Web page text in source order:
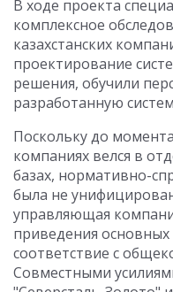
В ходе проекта
комплексное
казахстанских
проектирование
решения, обучили
разработанную
Поскольку до
компаниях велся в
базах, нормативно-
была не
управляющая
приведения
соответствие с
Совместными